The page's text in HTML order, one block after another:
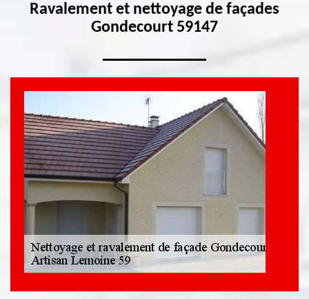
Ravalement et nettoyage de façades
Gondecourt 59147